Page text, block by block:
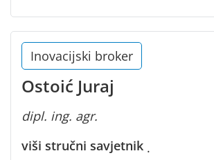
Inovacijski broker
Ostoić Juraj
dipl. ing. agr.
viši stručni savjetnik ·